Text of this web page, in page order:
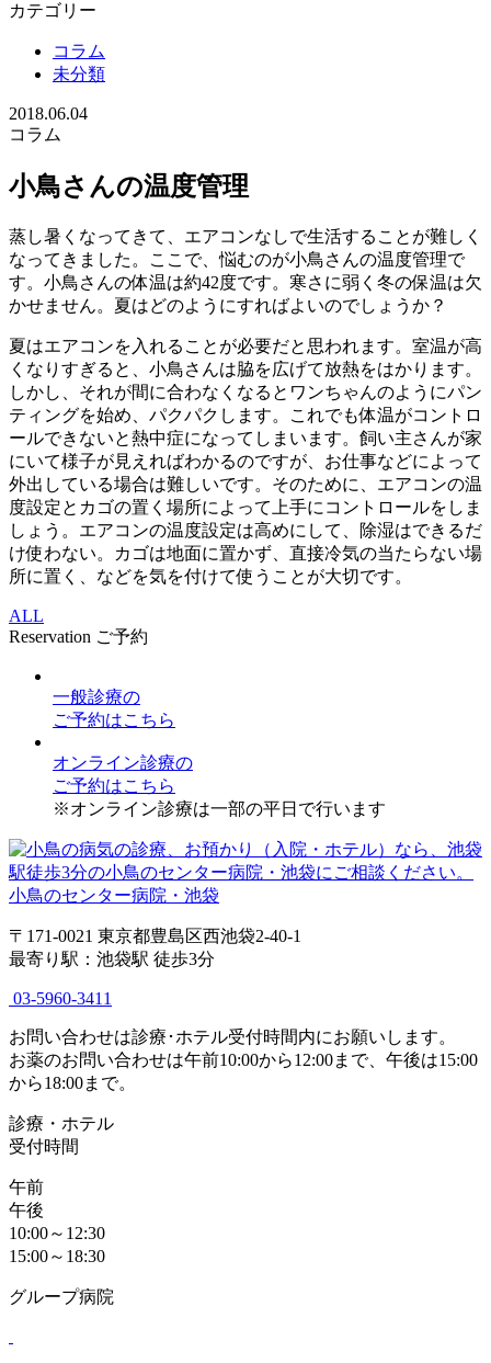
カテゴリー
コラム
未分類
2018.06.04
コラム
小鳥さんの温度管理
蒸し暑くなってきて、エアコンなしで生活することが難しく
なってきました。ここで、悩むのが小鳥さんの温度管理で
す。小鳥さんの体温は約42度です。寒さに弱く冬の保温は欠
かせません。夏はどのようにすればよいのでしょうか？
夏はエアコンを入れることが必要だと思われます。室温が高
くなりすぎると、小鳥さんは脇を広げて放熱をはかります。
しかし、それが間に合わなくなるとワンちゃんのようにパン
ティングを始め、パクパクします。これでも体温がコントロ
ールできないと熱中症になってしまいます。飼い主さんが家
にいて様子が見えればわかるのですが、お仕事などによって
外出している場合は難しいです。そのために、エアコンの温
度設定とカゴの置く場所によって上手にコントロールをしま
しょう。エアコンの温度設定は高めにして、除湿はできるだ
け使わない。カゴは地面に置かず、直接冷気の当たらない場
所に置く、などを気を付けて使うことが大切です。
ALL
Reservation ご予約
一般診療の
ご予約はこちら
オンライン診療の
ご予約はこちら
※オンライン診療は一部の平日で行います
小鳥のセンター病院・池袋
〒171-0021 東京都豊島区西池袋2-40-1
最寄り駅：池袋駅 徒歩3分
03-5960-3411
お問い合わせは診療･ホテル受付時間内にお願いします。
お薬のお問い合わせは午前10:00から12:00まで、午後は15:00
から18:00まで。
診療・ホテル
受付時間
午前
午後
10:00～12:30
15:00～18:30
グループ病院